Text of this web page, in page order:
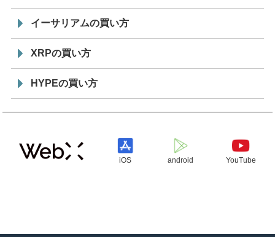
イーサリアムの買い方
XRPの買い方
HYPEの買い方
iOS android YouTube